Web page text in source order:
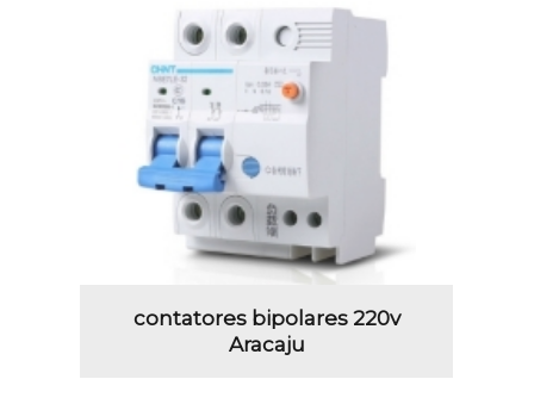
contatores bipolares 220v
Aracaju